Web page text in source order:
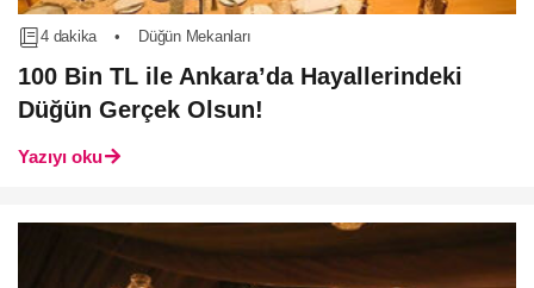
4 dakika • Düğün Mekanları
100 Bin TL ile Ankara’da Hayallerindeki
Düğün Gerçek Olsun!
Yazıyı oku